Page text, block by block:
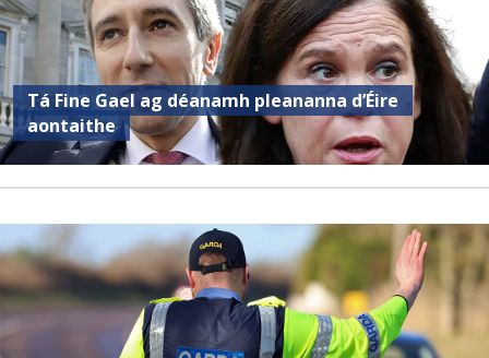
Tá Fine Gael ag déanamh pleananna d’Éire
aontaithe